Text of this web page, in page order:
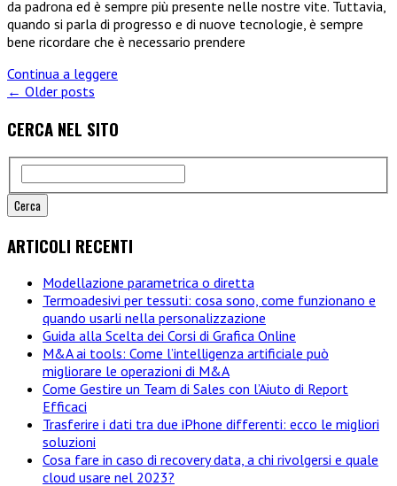
da padrona ed è sempre più presente nelle nostre vite. Tuttavia,
quando si parla di progresso e di nuove tecnologie, è sempre
bene ricordare che è necessario prendere
Continua a leggere
mini
tutto
quello
che
sapere
la
scelta
← Older posts
CERCA NEL SITO
ARTICOLI RECENTI
Modellazione parametrica o diretta
Termoadesivi per tessuti: cosa sono, come funzionano e
quando usarli nella personalizzazione
Guida alla Scelta dei Corsi di Grafica Online
M&A ai tools: Come l’intelligenza artificiale può
migliorare le operazioni di M&A
Come Gestire un Team di Sales con l’Aiuto di Report
Efficaci
Trasferire i dati tra due iPhone differenti: ecco le migliori
soluzioni
Cosa fare in caso di recovery data, a chi rivolgersi e quale
cloud usare nel 2023?